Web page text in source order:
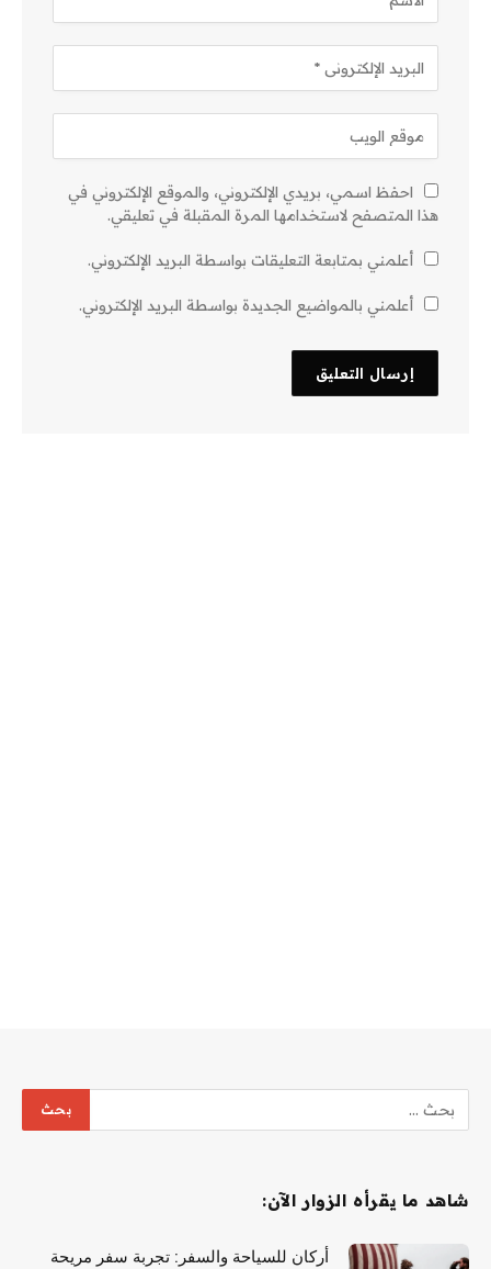
احفظ اسمي، بريدي الإلكتروني، والموقع الإلكتروني في
هذا المتصفح لاستخدامها المرة المقبلة في تعليقي.
أعلمني بمتابعة التعليقات بواسطة البريد الإلكتروني.
أعلمني بالمواضيع الجديدة بواسطة البريد الإلكتروني.
شاهد ما يقرأه الزوار الآن:
أركان للسياحة والسفر: تجربة سفر مريحة